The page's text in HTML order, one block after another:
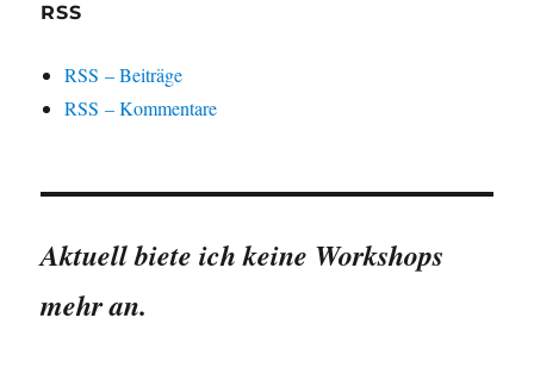
RSS
RSS – Beiträge
RSS – Kommentare
Aktuell biete ich keine Workshops
mehr an.